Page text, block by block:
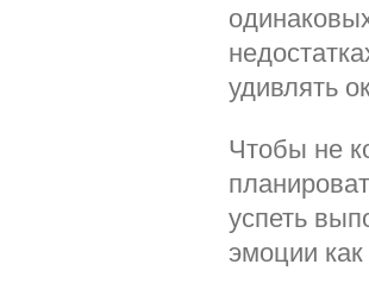
удивлять
Чтобы не
успеть
эмоции